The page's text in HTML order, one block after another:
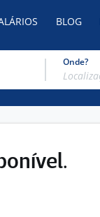
BLOG
Onde?